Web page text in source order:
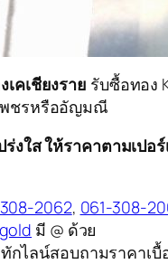
เคเชียงราย รับซื้อทอง
พชรหรืออัญมณี
ร่งใส ให้ราคาตามเป
2062, 061-308-
มี @ ด้วย
กไลน์สอบถามราคาเ